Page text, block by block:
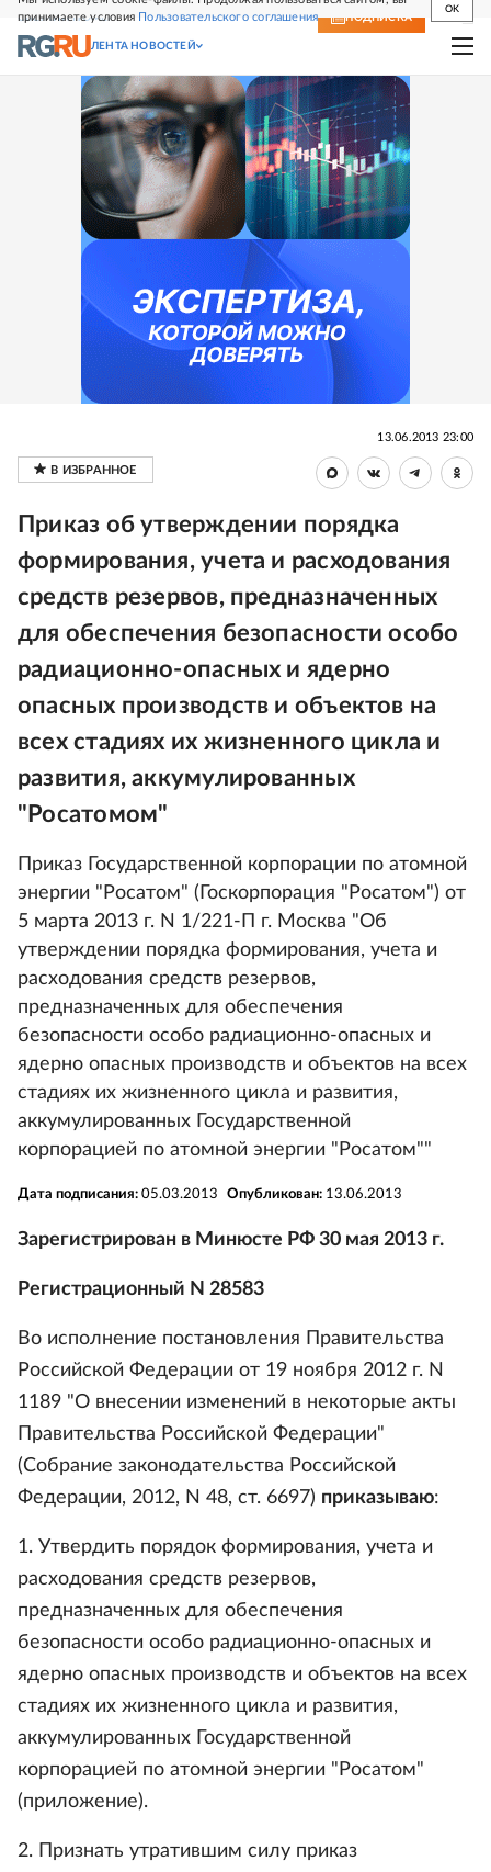
принимаете условия Пользовательского соглашения
OK
СВЕЖИЙ НОМЕР ПОДПИСКА
ЛЕНТА НОВОСТЕЙ
13.06.2013 23:00
Приказ об утверждении порядка
формирования, учета и расходования
средств резервов, предназначенных
для обеспечения безопасности особо
радиационно-опасных и ядерно
опасных производств и объектов на
всех стадиях их жизненного цикла и
развития, аккумулированных
"Росатомом"
Приказ Государственной корпорации по атомной
энергии "Росатом" (Госкорпорация "Росатом") от
5 марта 2013 г. N 1/221-П г. Москва "Об
утверждении порядка формирования, учета и
расходования средств резервов,
предназначенных для обеспечения
безопасности особо радиационно-опасных и
ядерно опасных производств и объектов на всех
стадиях их жизненного цикла и развития,
аккумулированных Государственной
корпорацией по атомной энергии "Росатом""
Дата подписания: 05.03.2013 Опубликован: 13.06.2013
Зарегистрирован в Минюсте РФ 30 мая 2013 г.
Регистрационный N 28583
Во исполнение постановления Правительства
Российской Федерации от 19 ноября 2012 г. N
1189 "О внесении изменений в некоторые акты
Правительства Российской Федерации"
(Собрание законодательства Российской
Федерации, 2012, N 48, ст. 6697) приказываю:
1. Утвердить порядок формирования, учета и
расходования средств резервов,
предназначенных для обеспечения
безопасности особо радиационно-опасных и
ядерно опасных производств и объектов на всех
стадиях их жизненного цикла и развития,
аккумулированных Государственной
корпорацией по атомной энергии "Росатом"
(приложение).
2. Признать утратившим силу приказ